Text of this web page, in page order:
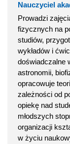
Nauczyciel
Prowadzi
fizycznych na
studiów,
wykładów i
doświadczalne
astronomii,
opracowuje
zależności od
opiekę nad
młodszych
organizacji
w życiu